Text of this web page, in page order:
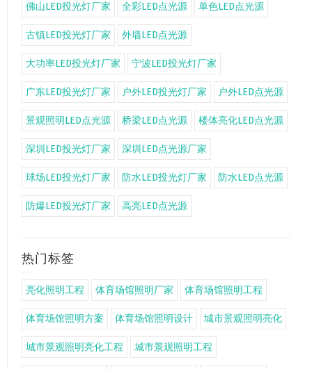
佛山LED投光灯厂家 全彩LED点光源 单色LED点光源
古镇LED投光灯厂家 外墙LED点光源
大功率LED投光灯厂家 宁波LED投光灯厂家
广东LED投光灯厂家 户外LED投光灯厂家 户外LED点光源
景观照明LED点光源 桥梁LED点光源 楼体亮化LED点光源
深圳LED投光灯厂家 深圳LED点光源厂家
球场LED投光灯厂家 防水LED投光灯厂家 防水LED点光源
防爆LED投光灯厂家 高亮LED点光源
热门标签
亮化照明工程 体育场馆照明厂家 体育场馆照明工程
体育场馆照明方案 体育场馆照明设计 城市景观照明亮化
城市景观照明亮化工程 城市景观照明工程